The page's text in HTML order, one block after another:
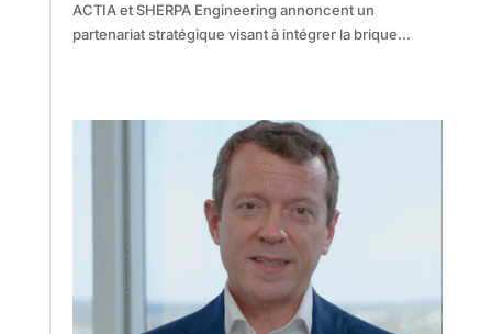
ACTIA et SHERPA Engineering annoncent un
partenariat stratégique visant à intégrer la brique...